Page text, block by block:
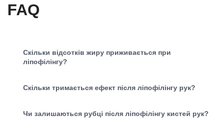
FAQ
Скільки відсотків жиру приживається при
ліпофілінгу?
Скільки тримається ефект після ліпофілінгу рук?
Чи залишаються рубці після ліпофілінгу кистей рук?